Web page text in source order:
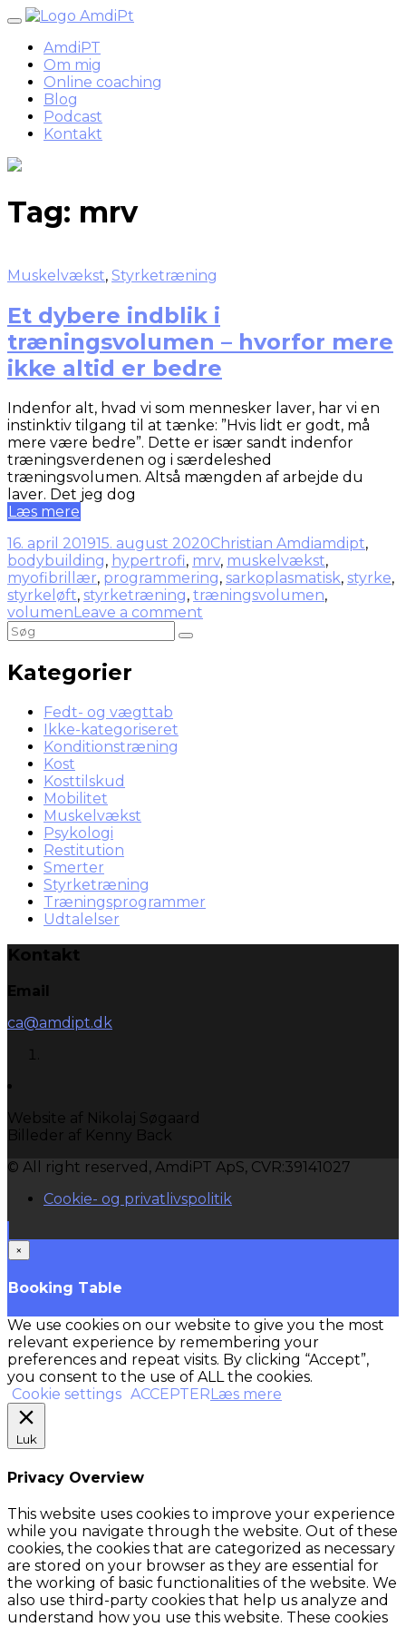
Skip
contentAmdiPT
Om mig
Online coaching
Blog
Podcast
Kontakt
Tag: mrv
Muskelvækst, Styrketræning
Et dybere indblik i
træningsvolumen – hvorfor mere
ikke altid er bedre
Indenfor alt, hvad vi som mennesker laver, har vi en
instinktiv tilgang til at tænke: ”Hvis lidt er godt, må
mere være bedre”. Dette er især sandt indenfor
træningsverdenen og i særdeleshed
træningsvolumen. Altså mængden af arbejde du
laver. Det jeg dog
Læs mere
16. april 201915. august 2020Christian Amdiamdipt,
bodybuilding, hypertrofi, mrv, muskelvækst,
myofibrillær, programmering, sarkoplasmatisk, styrke,
styrkeløft, styrketræning, træningsvolumen,
volumenLeave a comment
Kategorier
Fedt- og vægttab
Ikke-kategoriseret
Konditionstræning
Kost
Kosttilskud
Mobilitet
Muskelvækst
Psykologi
Restitution
Smerter
Styrketræning
Træningsprogrammer
Udtalelser
Kontakt
Email
ca@amdipt.dk
Website af Nikolaj Søgaard
Billeder af Kenny Back
© All right reserved, AmdiPT ApS, CVR:39141027
Cookie- og privatlivspolitik
×
Booking Table
We use cookies on our website to give you the most
relevant experience by remembering your
preferences and repeat visits. By clicking “Accept”,
you consent to the use of ALL the cookies.
Cookie settings ACCEPTER Læs mere
Luk
Privacy Overview
This website uses cookies to improve your experience
while you navigate through the website. Out of these
cookies, the cookies that are categorized as necessary
are stored on your browser as they are essential for
the working of basic functionalities of the website. We
also use third-party cookies that help us analyze and
understand how you use this website. These cookies